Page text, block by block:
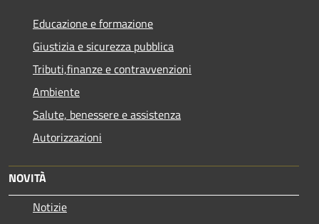
Educazione e formazione
Giustizia e sicurezza pubblica
Tributi,finanze e contravvenzioni
Ambiente
Salute, benessere e assistenza
Autorizzazioni
NOVITÀ
Notizie